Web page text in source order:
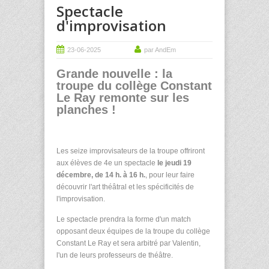
Spectacle
d'improvisation
23-06-2025 par AndEm
Grande nouvelle : la
troupe du collège Constant
Le Ray remonte sur les
planches !
Les seize improvisateurs de la troupe offriront
aux élèves de 4e un spectacle le jeudi 19
décembre, de 14 h. à 16 h. , pour leur faire
découvrir l'art théâtral et les spécificités de
l'improvisation.
Le spectacle prendra la forme d'un match
opposant deux équipes de la troupe du collège
Constant Le Ray et sera arbitré par Valentin,
l'un de leurs professeurs de théâtre.